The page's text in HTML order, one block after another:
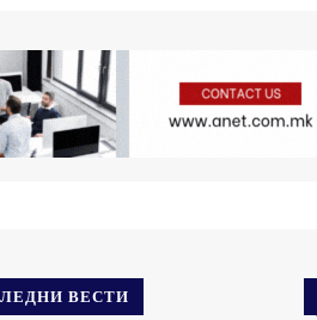
ВЕСТИ